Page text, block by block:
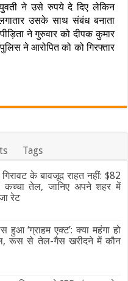
ने उसे रुपये दे दिए लेकिन
उसके साथ संबंध बनाता
ने गुरुवार को दीपक कुमार
ने आरोपित को को गिरफ्तार
Tags
के बावजूद राहत नहीं: $82
तेल, जानिए अपने शहर में
रेट
हुआ ‘ग्राहम एक्ट’: क्या महंगा हो
रूस से तेल-गैस खरीदने में कौन